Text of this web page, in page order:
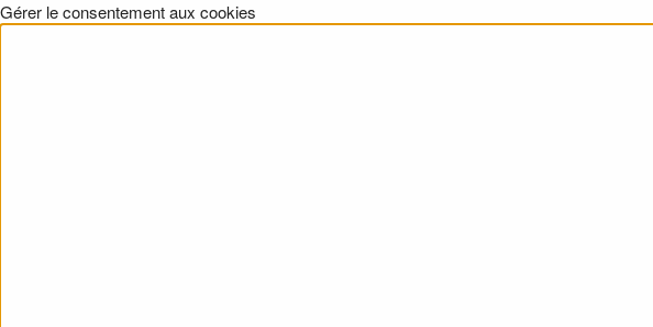
Gérer le consentement aux cookies